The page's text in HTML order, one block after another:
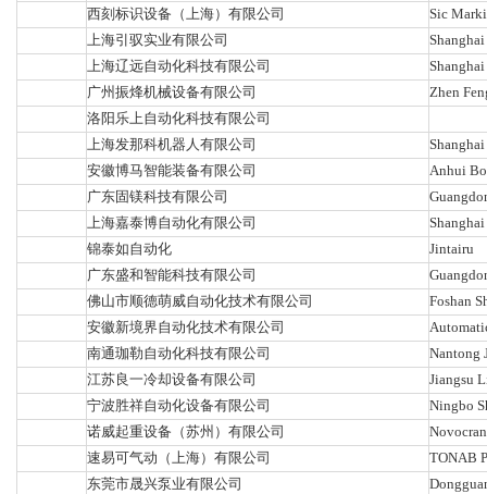
西刻标识设备（上海）有限公司
Sic
上海引驭实业有限公司
上海辽远自动化科技有限公司
广州振烽机械设备有限公司
Zhen
洛阳乐上自动化科技有限公司
上海发那科机器人有限公司
安徽博马智能装备有限公司
Anhui
广东固镁科技有限公司
上海嘉泰博自动化有限公司
锦泰如自动化
Jintairu
广东盛和智能科技有限公司
佛山市顺德萌威自动化技术有限公司
Foshan
安徽新境界自动化技术有限公司
南通珈勒自动化科技有限公司
Nantong
江苏良一冷却设备有限公司
Jiangsu
宁波胜祥自动化设备有限公司
Ningbo
诺威起重设备（苏州）有限公司
速易可气动（上海）有限公司
TONAB
东莞市晟兴泵业有限公司